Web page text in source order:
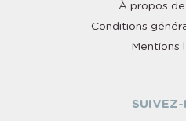
À propos
Conditions
Mentions
SUIVEZ-